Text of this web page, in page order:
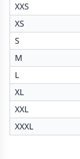
XXS
XS
S
M
L
XL
XXL
XXXL